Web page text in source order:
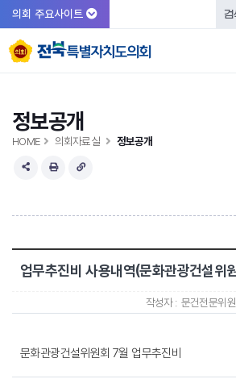
의회 주요사이트
정보공개
HOME 의회자료실 정보공개
업무추진비 사용내역(문화관광건설위
작성자 : 문건전문위
문화관광건설위원회 7월 업무추진비